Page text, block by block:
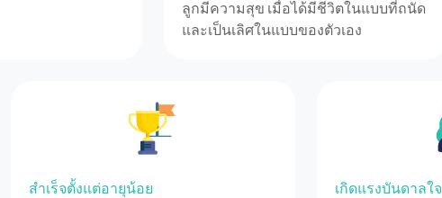
ลูกมีความสุข เมื่อได้มีชีวิตในแบบที่ถนัด
และเป็นเลิศในแบบของตัวเอง
สำเร็จตั้งแต่อายุน้อย เกิดแรงบันดาลใจ